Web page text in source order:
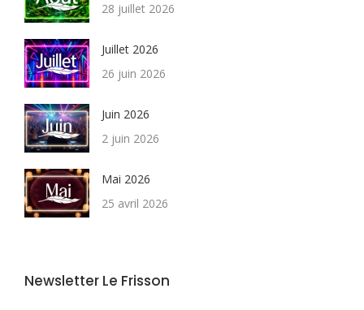
28 juillet 2026
Juillet 2026
26 juin 2026
Juin 2026
2 juin 2026
Mai 2026
25 avril 2026
Newsletter Le Frisson